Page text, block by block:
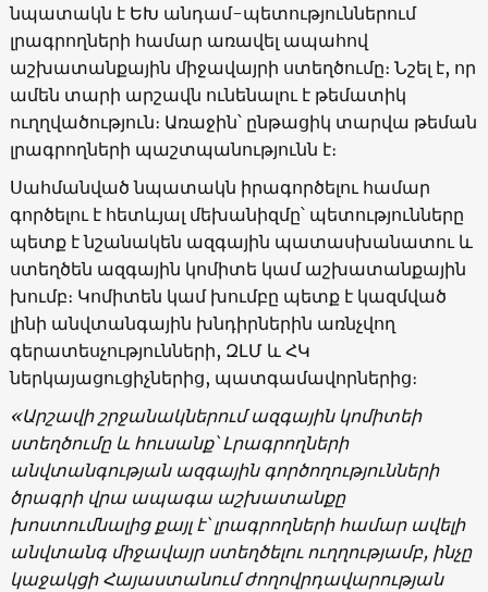
նպատակն է ԵԽ անդամ-պետություններում
լրագրողների համար առավել ապահով
աշխատանքային միջավայրի ստեղծումը։ Նշել է, որ
ամեն տարի արշավն ունենալու է թեմատիկ
ուղղվածություն։ Առաջին՝ ընթացիկ տարվա թեման
լրագրողների պաշտպանությունն է։
Սահմանված նպատակն իրագործելու համար
գործելու է հետևյալ մեխանիզմը՝ պետությունները
պետք է նշանակեն ազգային պատասխանատու և
ստեղծեն ազգային կոմիտե կամ աշխատանքային
խումբ։ Կոմիտեն կամ խումբը պետք է կազմված
լինի անվտանգային խնդիրներին առնչվող
գերատեսչությունների, ԶԼՄ և ՀԿ
ներկայացուցիչներից, պատգամավորներից։
«Արշավի շրջանակներում ազգային կոմիտեի
ստեղծումը և հուսանք՝ Լրագրողների
անվտանգության ազգային գործողությունների
ծրագրի վրա ապագա աշխատանքը
խոստումնալից քայլ է՝ լրագրողների համար ավելի
անվտանգ միջավայր ստեղծելու ուղղությամբ, ինչը
կաջակցի Հայաստանում ժողովրդավարության